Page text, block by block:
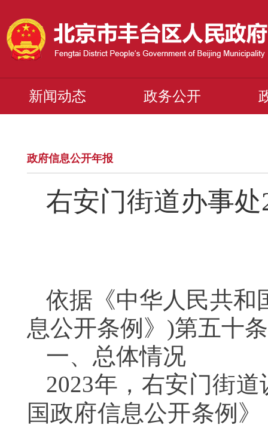
新闻动态 政务公开
政府信息公开年报
右安门街道办事
依据《中华人民共和
息公开条例》)第五十
一、总体情况
2023年， 右安门街道
国政府信息公开条例